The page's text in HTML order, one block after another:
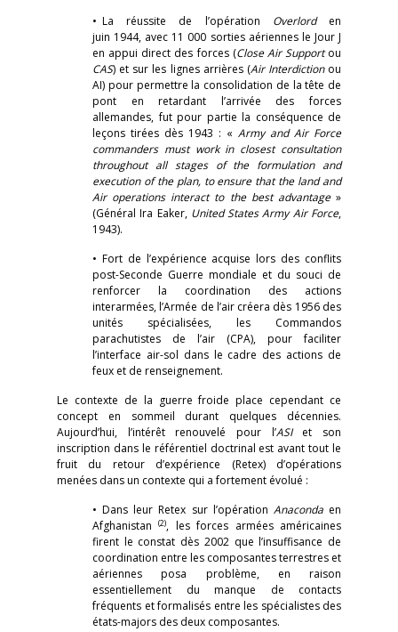
• La réussite de l’opération Overlorden
juin 1944, avec 11 000 sorties aériennes le Jour J
en appui direct des forces (Close Air Supportou
CAS) et sur les lignes arrières (Air Interdictionou
AI) pour permettre la consolidation de la tête de
pont en retardant l’arrivée des forces
allemandes, fut pour partie la conséquence de
leçons tirées dès 1943 : « Army and Air Force
commanders must work in closest consultation
throughout all stages of the formulation and
execution of the plan, to ensure that the land and
Air operations interact to the best advantage»
(Général Ira Eaker, United States Army Air Force,
1943).
• Fort de l’expérience acquise lors des conflits
post-Seconde Guerre mondiale et du souci de
renforcer la coordination des actions
interarmées, l’Armée de l’air créera dès 1956 des
unités spécialisées, les Commandos
parachutistes de l’air (CPA), pour faciliter
l’interface air-sol dans le cadre des actions de
feux et de renseignement.
Le contexte de la guerre froide place cependant ce
concept en sommeil durant quelques décennies.
Aujourd’hui, l’intérêt renouvelé pour l’ASIet son
inscription dans le référentiel doctrinal est avant tout le
fruit du retour d’expérience (Retex) d’opérations
menées dans un contexte qui a fortement évolué :
• Dans leur Retex sur l’opération Anacondaen
Afghanistan(2), les forces armées américaines
firent le constat dès 2002 que l’insuffisance de
coordination entre les composantes terrestres et
aériennes posa problème, en raison
essentiellement du manque de contacts
fréquents et formalisés entre les spécialistes des
états-majors des deux composantes.